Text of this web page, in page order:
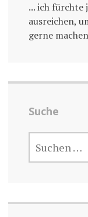
... ich fürchte
ausreichen,
gerne
Suche
NACH: